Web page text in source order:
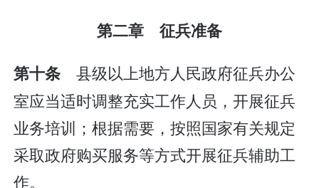
第二章 征兵准备
第十条 县级以上地方人民政府征兵办公
室应当适时调整充实工作人员，开展征兵
业务培训；根据需要，按照国家有关规定
采取政府购买服务等方式开展征兵辅助工
作。